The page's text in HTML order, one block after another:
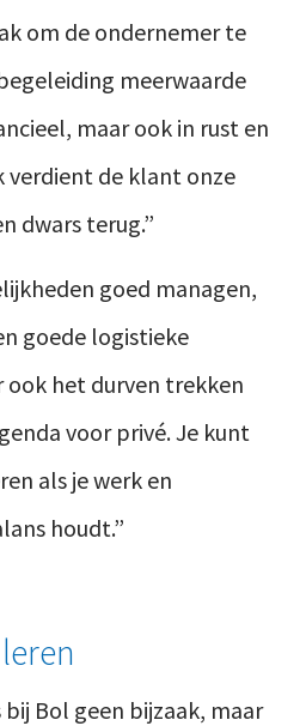
om de ondernemer te
meerwaarde
maar ook in rust en
verdient de klant onze
dwars terug.”
goed managen,
goede logistieke
het durven trekken
voor privé. Je kunt
als je werk en
houdt.”
Bol geen bijzaak, maar